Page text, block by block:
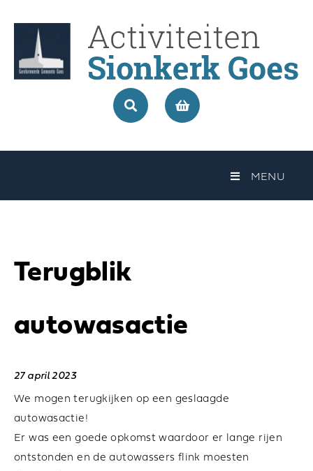
MENU
Terugblik
autowasactie
27 april 2023
We mogen terugkijken op een geslaagde
autowasactie!
Er was een goede opkomst waardoor er lange rijen
ontstonden en de autowassers flink moesten